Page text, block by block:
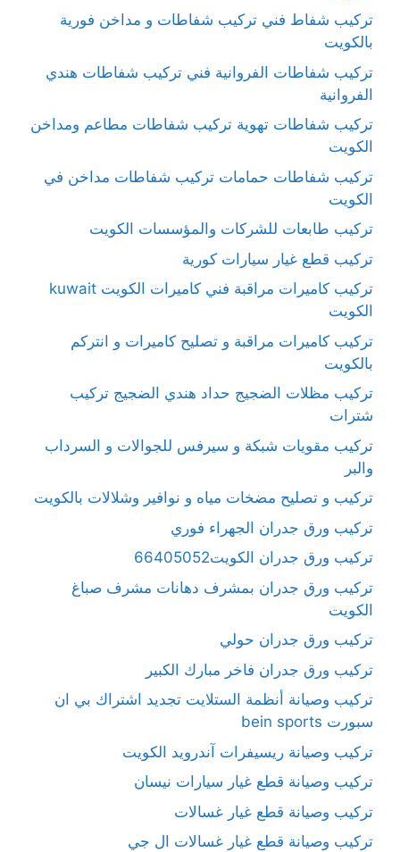
تركيب شفاط فني تركيب شفاطات و مداخن فورية
بالكويت
تركيب شفاطات الفروانية فني تركيب شفاطات هندي
الفروانية
تركيب شفاطات تهوية تركيب شفاطات مطاعم ومداخن
الكويت
تركيب شفاطات حمامات تركيب شفاطات مداخن في
الكويت
تركيب طابعات للشركات والمؤسسات الكويت
تركيب قطع غيار سيارات كورية
تركيب كاميرات مراقبة فني كاميرات الكويت kuwait
الكويت
تركيب كاميرات مراقبة و تصليح كاميرات و انتركم
بالكويت
تركيب مظلات الضجيج حداد هندي الضجيج تركيب
شترات
تركيب مقويات شبكة و سيرفس للجوالات و السرداب
والبر
تركيب و تصليح مضخات مياه و نوافير وشلالات بالكويت
تركيب ورق جدران الجهراء فوري
تركيب ورق جدران الكويت66405052
تركيب ورق جدران بمشرف دهانات مشرف صباغ
الكويت
تركيب ورق جدران حولي
تركيب ورق جدران فاخر مبارك الكبير
تركيب وصيانة أنظمة الستلايت تجديد اشتراك بي ان
سبورت bein sports
تركيب وصيانة ريسيفرات آندرويد الكويت
تركيب وصيانة قطع غيار سيارات نيسان
تركيب وصيانة قطع غيار غسالات
تركيب وصيانة قطع غيار غسالات ال جي